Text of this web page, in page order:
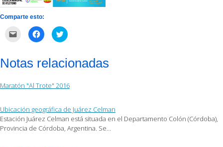
Comparte esto:
correo
electrónico
amigo
una
ventana
nueva)
Haz
clic
Facebook
(Se
una
Haz
clic
en
Twitter
(Se
una
Notas relacionadas
Maratón "Al Trote" 2016
Ubicación geográfica de Juárez Celman
Estación Juárez Celman está situada en el Departamento Colón (Córdoba),
Provincia de Córdoba, Argentina. Se…